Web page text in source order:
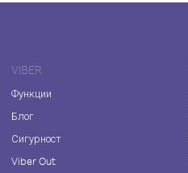
VIBER
Функции
Блог
Сигурност
Viber Out